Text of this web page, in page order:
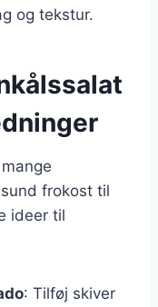
og tekstur.
frokost til
ideer til
: Tilføj skiver